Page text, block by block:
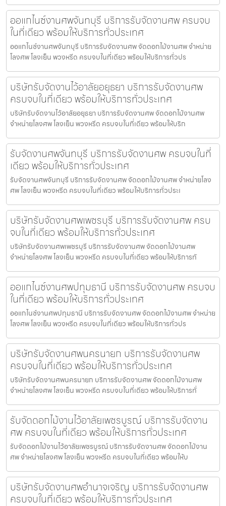
ออแกไนซ์งานศพจันทบุรี บริการรับจัดงานศพ ครบจบ
ในที่เดียว พร้อมให้บริการทั่วประเทศ
ออแกไนซ์งานศพจันทบุรี บริการรับจัดงานศพ จัดดอกไม้งานศพ จำหน่าย
โลงศพ โลงเย็น พวงหรีด ครบจบในที่เดียว พร้อมให้บริการทั่วปร
บริษัทรับจัดงานไว้อาลัยอยุธยา บริการรับจัดงานศพ
ครบจบในที่เดียว พร้อมให้บริการทั่วประเทศ
บริษัทรับจัดงานไว้อาลัยอยุธยา บริการรับจัดงานศพ จัดดอกไม้งานศพ
จำหน่ายโลงศพ โลงเย็น พวงหรีด ครบจบในที่เดียว พร้อมให้บริก
รับจัดงานศพจันทบุรี บริการรับจัดงานศพ ครบจบในที่
เดียว พร้อมให้บริการทั่วประเทศ
รับจัดงานศพจันทบุรี บริการรับจัดงานศพ จัดดอกไม้งานศพ จำหน่ายโลง
ศพ โลงเย็น พวงหรีด ครบจบในที่เดียว พร้อมให้บริการทั่วประเ
บริษัทรับจัดงานศพเพชรบุรี บริการรับจัดงานศพ ครบ
จบในที่เดียว พร้อมให้บริการทั่วประเทศ
บริษัทรับจัดงานศพเพชรบุรี บริการรับจัดงานศพ จัดดอกไม้งานศพ
จำหน่ายโลงศพ โลงเย็น พวงหรีด ครบจบในที่เดียว พร้อมให้บริการทั
ออแกไนซ์งานศพปทุมธานี บริการรับจัดงานศพ ครบจบ
ในที่เดียว พร้อมให้บริการทั่วประเทศ
ออแกไนซ์งานศพปทุมธานี บริการรับจัดงานศพ จัดดอกไม้งานศพ จำหน่าย
โลงศพ โลงเย็น พวงหรีด ครบจบในที่เดียว พร้อมให้บริการทั่วปร
บริษัทรับจัดงานศพนครนายก บริการรับจัดงานศพ
ครบจบในที่เดียว พร้อมให้บริการทั่วประเทศ
บริษัทรับจัดงานศพนครนายก บริการรับจัดงานศพ จัดดอกไม้งานศพ
จำหน่ายโลงศพ โลงเย็น พวงหรีด ครบจบในที่เดียว พร้อมให้บริการทั่
รับจัดดอกไม้งานไว้อาลัยเพชรบูรณ์ บริการรับจัดงาน
ศพ ครบจบในที่เดียว พร้อมให้บริการทั่วประเทศ
รับจัดดอกไม้งานไว้อาลัยเพชรบูรณ์ บริการรับจัดงานศพ จัดดอกไม้งาน
ศพ จำหน่ายโลงศพ โลงเย็น พวงหรีด ครบจบในที่เดียว พร้อมให้บ
บริษัทรับจัดงานศพอำนาจเจริญ บริการรับจัดงานศพ
ครบจบในที่เดียว พร้อมให้บริการทั่วประเทศ